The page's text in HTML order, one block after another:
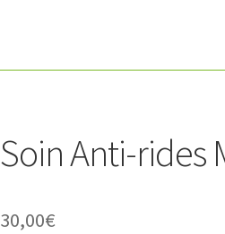
Soin Anti-rides
30,00€